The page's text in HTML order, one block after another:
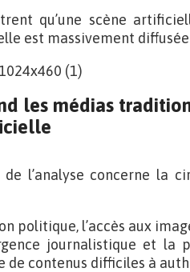
qu’une scène
est massivement
les médias
l’analyse concerne la
politique, l’accès aux
journalistique et la
de contenus difficiles à